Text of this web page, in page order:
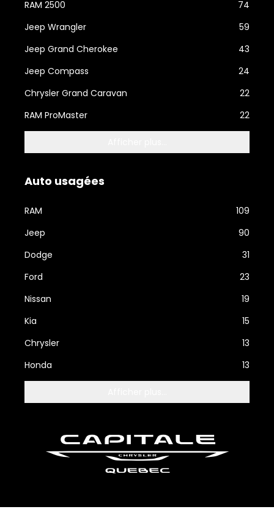
RAM 2500
74
Jeep Wrangler
59
Jeep Grand Cherokee
43
Jeep Compass
24
Chrysler Grand Caravan
22
RAM ProMaster
22
Auto usagées
RAM
109
Jeep
90
Dodge
31
Ford
23
Nissan
19
Kia
15
Chrysler
13
Honda
13